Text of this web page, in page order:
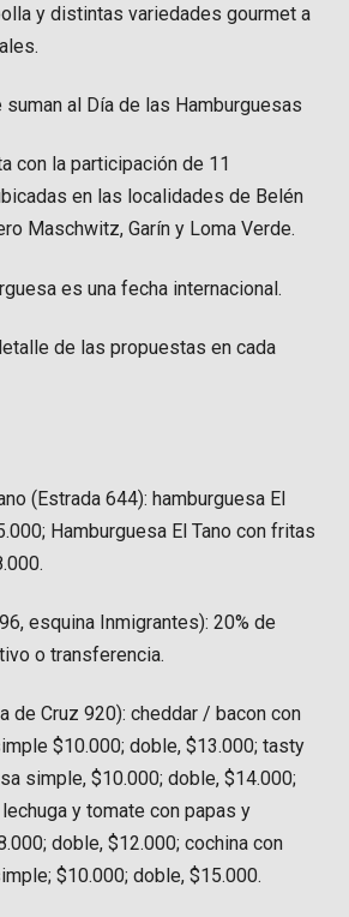
y distintas variedades gourmet a
al Día de las Hamburguesas
con la participación de 11
en las localidades de Belén
Maschwitz, Garín y Loma Verde.
es una fecha internacional.
de las propuestas en cada
(Estrada 644): hamburguesa El
Hamburguesa El Tano con fritas
esquina Inmigrantes): 20% de
o transferencia.
de Cruz 920): cheddar / bacon con
$10.000; doble, $13.000; tasty
simple, $10.000; doble, $14.000;
y tomate con papas y
doble, $12.000; cochina con
$10.000; doble, $15.000.